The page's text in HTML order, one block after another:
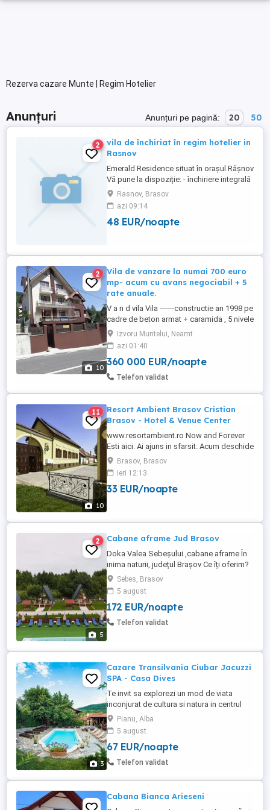
Rezerva cazare Munte | Regim Hotelier
Anunțuri Anunțuri pe pagină: 20 50
2
vila de închiriat în regim hotelier in
Rasnov
Emerald Residence situat în orașul Râșnov
Vă pune la dispoziție: - închiriere integrală
pentru 21 persoane - 9 camere cu băi cu
duș și balcon - Wifi și cablu tv - Un lounge
spațios și elegant - Grătar - Parcare privată
- Poiana Brasov- 9 km - Cetatea Râșnov - 1
Rasnov, Brasov
azi 09:14
48 EUR/noapte
10
2
Vila de vanzare la numai 700 euro
mp- acum cu avans negociabil + 5
rate anuale.
V a n d vila Vila ------constructie an 1998 pe
cadre de beton armat + caramida , 5 nivele
, 19 camere , din care 12 camere pentru
cazare , 31 locuri , , parter comercial (
restaurant , bar , bucatarie , oficiu , terasa
exterioara 20mp, terasa mezanin 30mp ,
suprafata ...
Izvoru Muntelui, Neamt
azi 01:40
360 000 EUR/noapte
Telefon validat
10
11
Resort Ambient Brasov Cristian
Brasov - Hotel & Venue Center
www.resortambient.ro Now and Forever
Esti aici. Ai ajuns in sfarsit. Acum deschide
poarta larg si traieste! Inspira o dulce
adiere dintr-un dubios demult si-o briza
proaspata de Azi si apoi esti liber sa te
indragostesti. De tot ce te inconjoara, de
Brasov, Brasov
ieri 12:13
33 EUR/noapte
5
2 Cabane aframe Jud Brasov
Doka Valea Sebeșului ,cabane aframe În
inima naturii, județul Brașov Ce îți oferim?
6 cabane A-frame ,având capacitatea
maxima de 4 persoane în total 24 locuri de
cazare Sală de mese foișor & bbq area ;
bucătărie complet echipată Loc de joacă
pentru copii Piscină ; minifermă Lac ...
Sebes, Brasov
5 august
172 EUR/noapte
Telefon validat
3
Cazare Transilvania Ciubar Jacuzzi
SPA - Casa Dives
Te invit sa explorezi un mod de viata
inconjurat de cultura si natura in centrul
triunghiului Castelul Corvinilor-Sibiu-Salina
Turda Cazare intr-o casa construita la
1850 La Casa Dives, vacanta nu e o pauza,
ci o poveste traita intr-o casa construita la
1850, unde timpul curge altfel. Am creat o
Pianu, Alba
5 august
67 EUR/noapte
Telefon validat
Cabana Bianca Arieseni